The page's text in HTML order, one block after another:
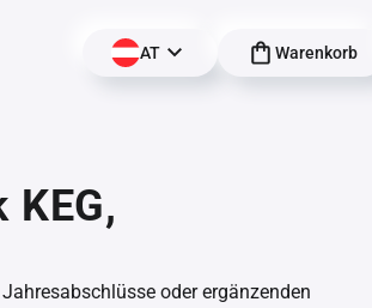
AT Warenkorb
oder ergänzenden